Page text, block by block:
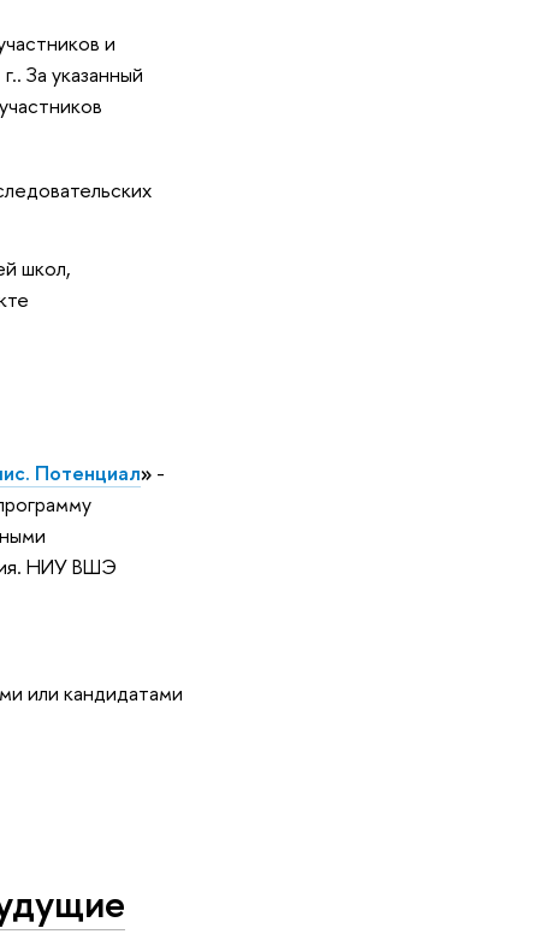
и
За указанный
школ,
Потенциал» -
НИУ ВШЭ
или кандидатами